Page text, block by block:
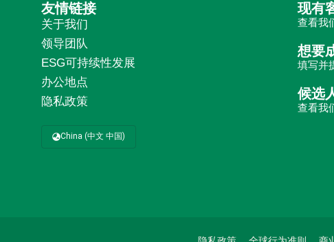
友情链接
关于我们
领导团队
ESG可持续性发展
办公地点
隐私政策
China (中文 中国)
现有
查看我
想要
填写并
候选
查看我